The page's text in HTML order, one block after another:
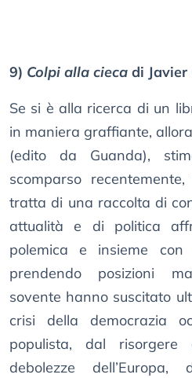
9) Colpi alla cieca di Javier
Se si è alla ricerca di un
in maniera graffiante,
(edito da Guanda),
scomparso
tratta di una raccolta di
attualità e di politica
polemica e insieme
prendendo posizioni
sovente hanno suscitato
crisi della democrazia
populista, dal risorgere
debolezze dell’Europa,